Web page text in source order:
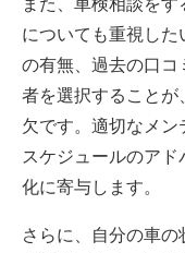
についても重視し
の有無、過去の口
者を選択すること
欠です。適切なメ
スケジュールのア
化に寄与します。
さらに、自分の車